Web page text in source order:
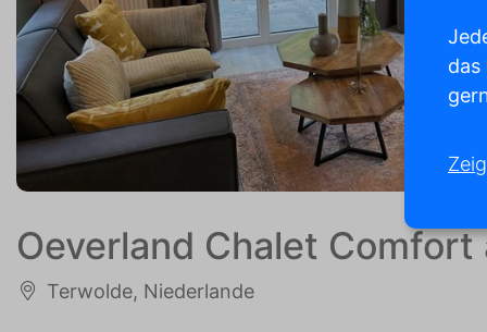
Oeverland Chalet
Terwolde, Niederlande
das